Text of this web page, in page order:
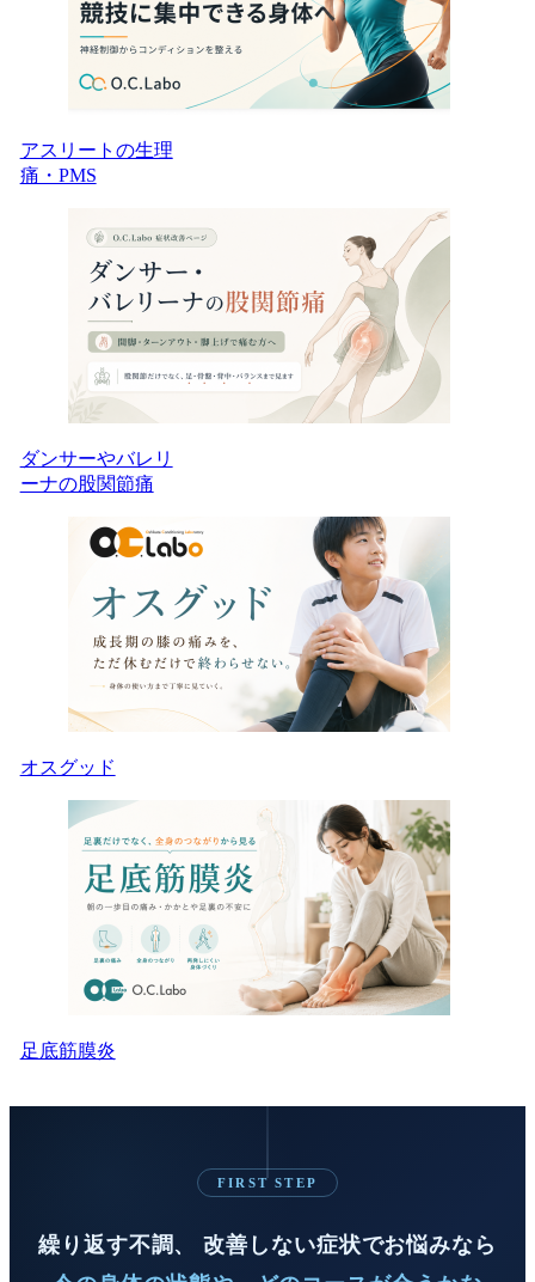
アスリートの生理
痛・PMS
ダンサーやバレリ
ーナの股関節痛
オスグッド
足底筋膜炎
FIRST STEP
繰り返す不調、 改善しない症状でお悩みなら